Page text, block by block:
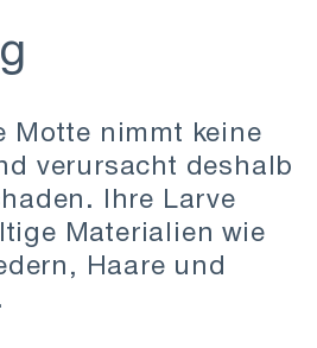
Motte nimmt keine
verursacht deshalb
Ihre Larve
Materialien wie
Haare und